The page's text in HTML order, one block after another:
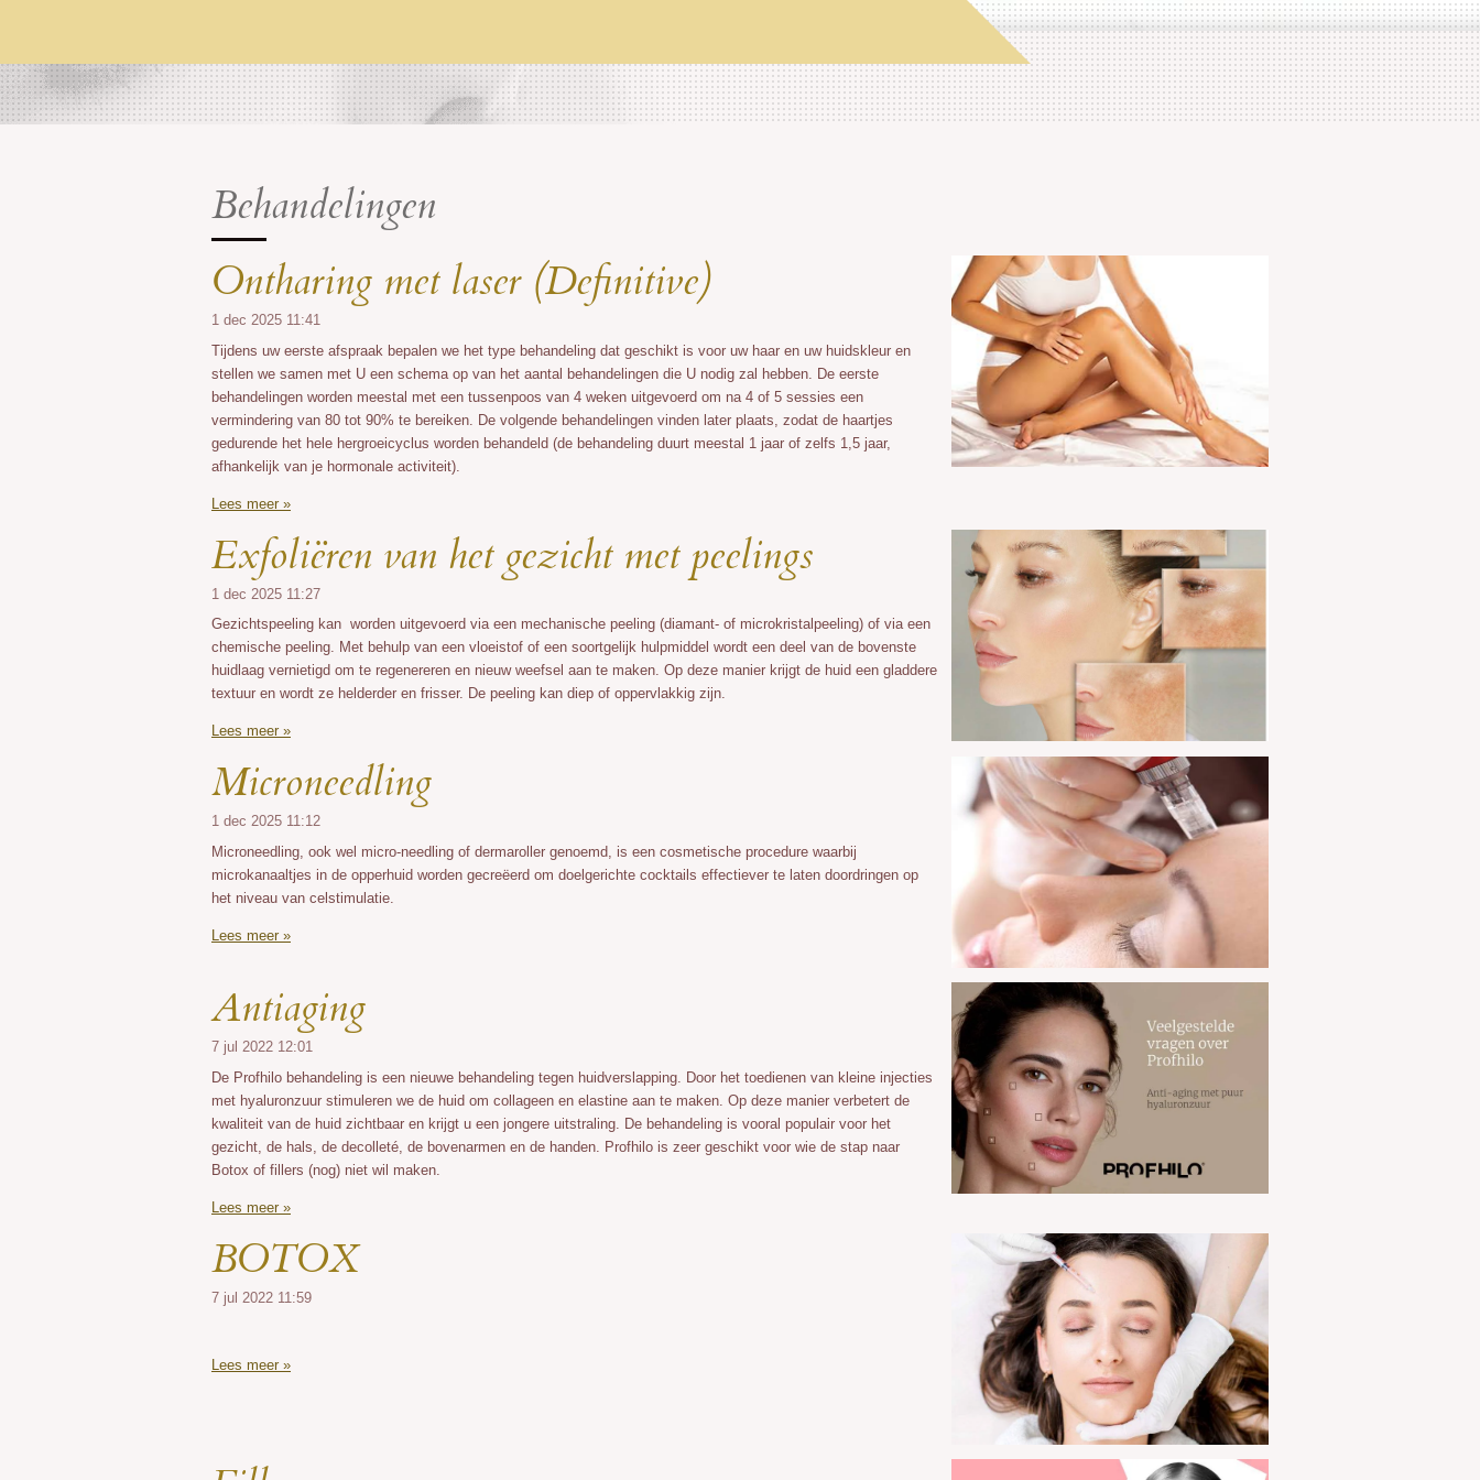
Behandelingen
Ontharing met laser (Definitive)
1 dec 2025 11:41
Tijdens uw eerste afspraak bepalen we het type behandeling dat geschikt is voor uw haar en uw huidskleur en
stellen we samen met U een schema op van het aantal behandelingen die U nodig zal hebben. De eerste
behandelingen worden meestal met een tussenpoos van 4 weken uitgevoerd om na 4 of 5 sessies een
vermindering van 80 tot 90% te bereiken. De volgende behandelingen vinden later plaats, zodat de haartjes
gedurende het hele hergroeicyclus worden behandeld (de behandeling duurt meestal 1 jaar of zelfs 1,5 jaar,
afhankelijk van je hormonale activiteit).
Lees meer »
Exfoliëren van het gezicht met peelings
1 dec 2025 11:27
Gezichtspeeling kan worden uitgevoerd via een mechanische peeling (diamant- of microkristalpeeling) of via een
chemische peeling. Met behulp van een vloeistof of een soortgelijk hulpmiddel wordt een deel van de bovenste
huidlaag vernietigd om te regenereren en nieuw weefsel aan te maken. Op deze manier krijgt de huid een gladdere
textuur en wordt ze helderder en frisser. De peeling kan diep of oppervlakkig zijn.
Lees meer »
Microneedling
1 dec 2025 11:12
Microneedling, ook wel micro-needling of dermaroller genoemd, is een cosmetische procedure waarbij
microkanaaltjes in de opperhuid worden gecreëerd om doelgerichte cocktails effectiever te laten doordringen op
het niveau van celstimulatie.
Lees meer »
Antiaging
7 jul 2022 12:01
De Profhilo behandeling is een nieuwe behandeling tegen huidverslapping. Door het toedienen van kleine injecties
met hyaluronzuur stimuleren we de huid om collageen en elastine aan te maken. Op deze manier verbetert de
kwaliteit van de huid zichtbaar en krijgt u een jongere uitstraling. De behandeling is vooral populair voor het
gezicht, de hals, de decolleté, de bovenarmen en de handen. Profhilo is zeer geschikt voor wie de stap naar
Botox of fillers (nog) niet wil maken.
Lees meer »
BOTOX
7 jul 2022 11:59
Lees meer »